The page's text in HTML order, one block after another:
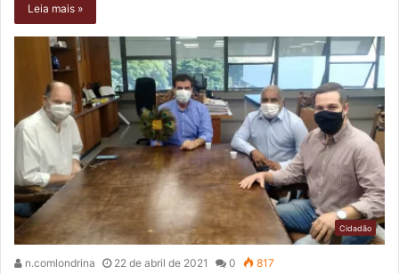
Leia mais »
Cidadão
n.comlondrina 22 de abril de 2021 0 817